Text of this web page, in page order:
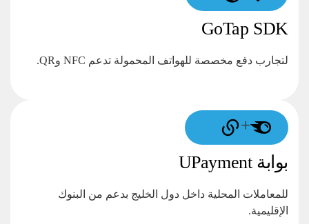
GoTap SDK
لتجارب دفع مخصصة للهواتف المحمولة تدعم NFC وQR.
+
بوابة UPayment
للمعاملات المحلية داخل دول الخليج بدعم من البنوك
الإقليمية.